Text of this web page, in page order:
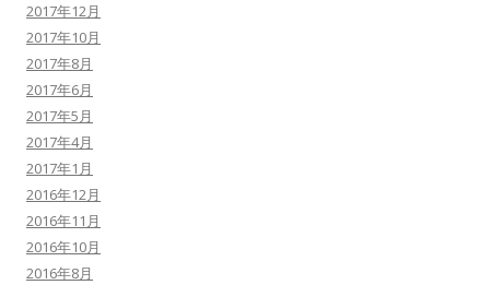
2017年12月
2017年10月
2017年8月
2017年6月
2017年5月
2017年4月
2017年1月
2016年12月
2016年11月
2016年10月
2016年8月